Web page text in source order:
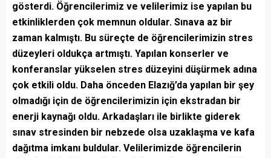
gösterdi. Öğrencilerimiz ve velilerimiz ise yapılan bu
etkinliklerden çok memnun oldular. Sınava az bir
zaman kalmıştı. Bu süreçte de öğrencilerimizin stres
düzeyleri oldukça artmıştı. Yapılan konserler ve
konferanslar yükselen stres düzeyini düşürmek adına
çok etkili oldu. Daha önceden Elazığ’da yapılan bir şey
olmadığı için de öğrencilerimizin için ekstradan bir
enerji kaynağı oldu. Arkadaşları ile birlikte giderek
sınav stresinden bir nebzede olsa uzaklaşma ve kafa
dağıtma imkanı buldular. Velilerimizde öğrencilerin